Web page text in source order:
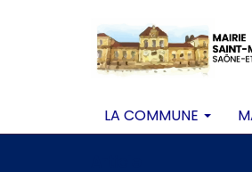
LA COMMUNE